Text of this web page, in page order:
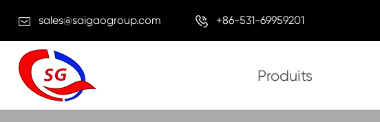
sales@saigaogroup.com +86-531-69959201
Produits